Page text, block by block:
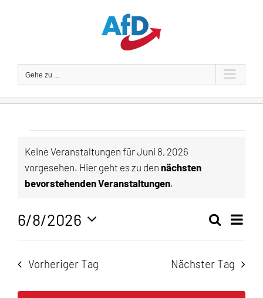
Gehe zu ...
Veranstaltungen
für
Juni
2026
Hinweis
Keine Veranstaltungen für Juni 8, 2026
vorgesehen. Hier geht es zu den nächsten
bevorstehenden Veranstaltungen.
Suche
Suche
Tag
6/8/2026
Vorheriger Tag Nächster Tag